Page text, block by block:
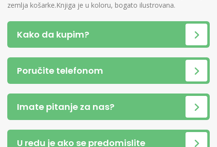
zemlja košarke.Knjiga je u koloru, bogato ilustrovana.
Kako da kupim?
Poručite telefonom
Imate pitanje za nas?
U redu je ako se predomislite